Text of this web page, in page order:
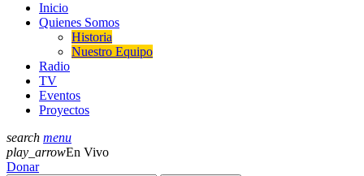
Inicio
Quienes Somos
Historia
Nuestro Equipo
Radio
TV
Eventos
Proyectos
search menu
play_arrowEn Vivo
Donar